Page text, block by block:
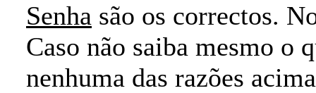
Senha são os correctos.
Caso não saiba mesmo o
nenhuma das razões